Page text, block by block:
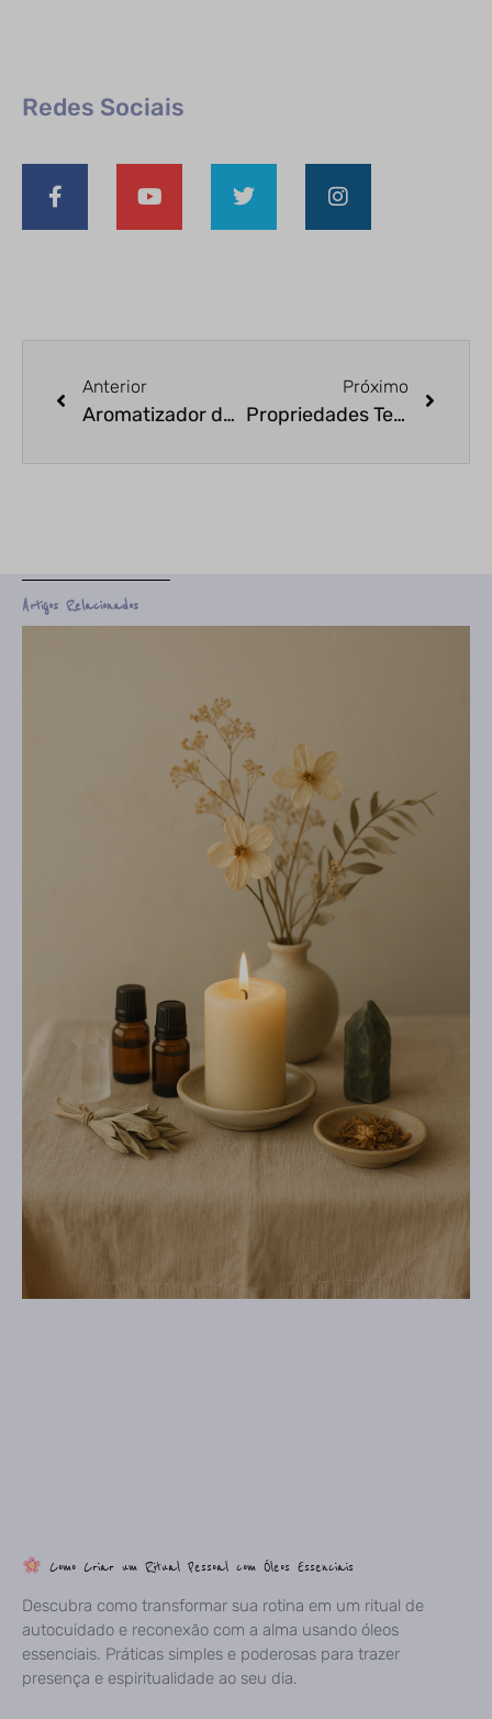
Redes Sociais
Anterior
Aromatizador de Ambiente – Como Deixar Seu Ambiente Mais Leve?
Próximo
Propriedades Terapêuticas da Aromaterapia – Saúde Física e Mental
Artigos Relacionados
Como Criar um Ritual Pessoal com Óleos Essenciais
Descubra como transformar sua rotina em um ritual de
autocuidado e reconexão com a alma usando óleos
essenciais. Práticas simples e poderosas para trazer
presença e espiritualidade ao seu dia.